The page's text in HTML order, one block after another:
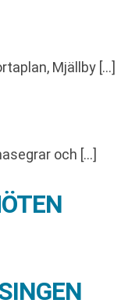
Mjällby […]
och […]